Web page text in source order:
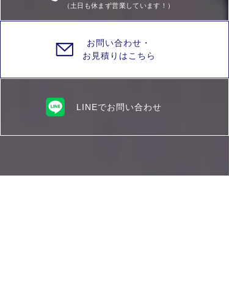
（土日も休まず営業しています！）
お問い合わせ・
お見積りはこちら
LINEでお問い合わせ